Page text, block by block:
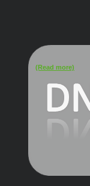
(Read more)